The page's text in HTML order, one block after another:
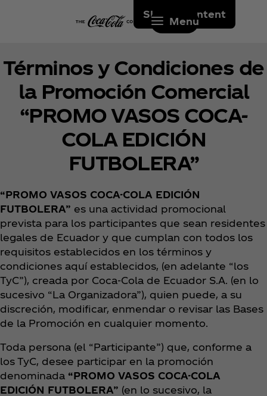
Skip to content
Menu
Términos y Condiciones de
la Promoción Comercial
“PROMO VASOS COCA-
COLA EDICIÓN
FUTBOLERA”
“PROMO VASOS COCA-COLA EDICIÓN
FUTBOLERA” es una actividad promocional
prevista para los participantes que sean residentes
legales de Ecuador y que cumplan con todos los
requisitos establecidos en los términos y
condiciones aquí establecidos, (en adelante “los
TyC”), creada por Coca‑Cola de Ecuador S.A. (en lo
sucesivo “La Organizadora”), quien puede, a su
discreción, modificar, enmendar o revisar las Bases
de la Promoción en cualquier momento.
Toda persona (el “Participante”) que, conforme a
los TyC, desee participar en la promoción
denominada “PROMO VASOS COCA-COLA
EDICIÓN FUTBOLERA” (en lo sucesivo, la